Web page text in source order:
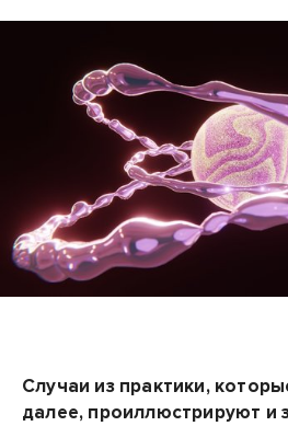
Случаи из практики,
далее, проиллюстрируют и